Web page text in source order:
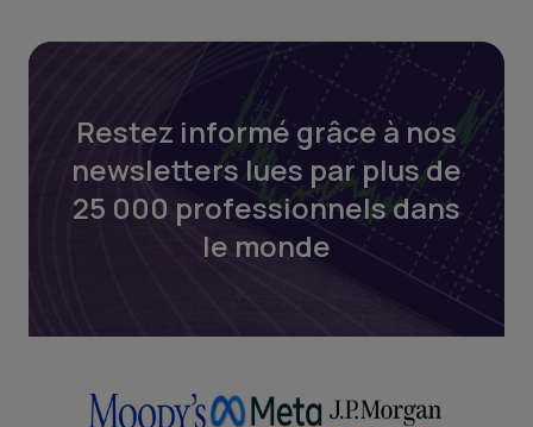
Restez informé grâce à nos
newsletters lues par plus de
25 000 professionnels dans
le monde